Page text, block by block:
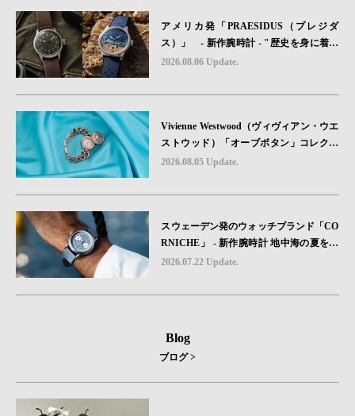
アメリカ発「PRAESIDUS（プレジダ
ス）」 - 新作腕時計 - "歴史を身に着け
る“ -戦場を駆け抜けたWillys MBのボンネ
砂を文字盤に閉じ込めた「A-11」コレク
2026.08.06 Update.
Vivienne Westwood（ヴィヴィアン・ウエ
ストウッド）「オーブボタン」コレクシ
ョンに、⽇本限定カラーのローズゴール
2026.08.05 Update.
スウェーデン発のウォッチブランド「CO
RNICHE」 - 新作腕時計 地中海の夏を映
す、爽やかなブルーダイヤル「Heritage C
2026.07.22 Update.
Blog
ブログ >